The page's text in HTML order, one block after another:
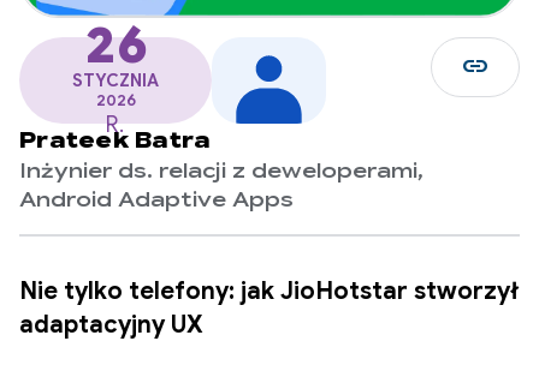
26
STYCZNIA
2026
R.
Prateek Batra
Inżynier ds. relacji z deweloperami,
Android Adaptive Apps
link
Nie tylko telefony: jak JioHotstar stworzył
adaptacyjny UX